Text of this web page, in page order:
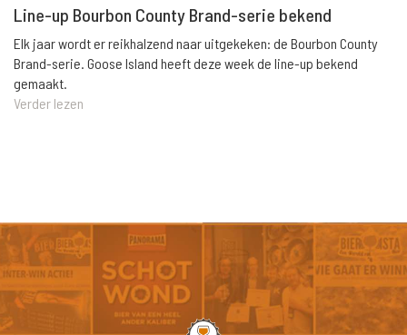
Line-up Bourbon County Brand-serie bekend
Elk jaar wordt er reikhalzend naar uitgekeken: de Bourbon County
Brand-serie. Goose Island heeft deze week de line-up bekend
gemaakt.
Verder lezen